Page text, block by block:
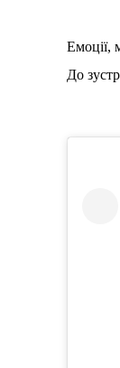
Емоції,
До